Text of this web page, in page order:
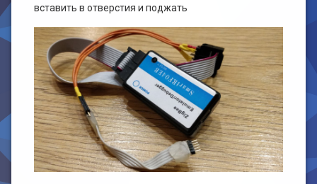
вставить в отверстия и поджать